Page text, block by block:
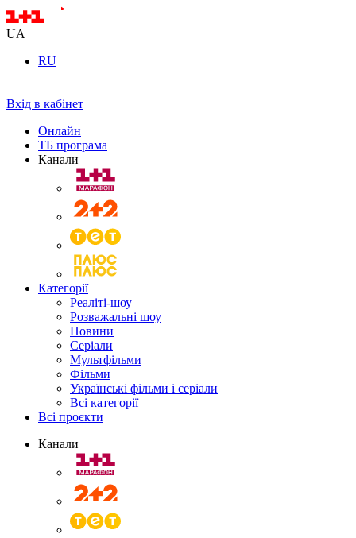
UA
RU
Вхід в кабінет
Онлайн
ТБ програма
Канали
Категорії
Реаліті-шоу
Розважальні шоу
Новини
Серіали
Мультфільми
Фільми
Українські фільми і серіали
Всі категорії
Всі проєкти
Канали